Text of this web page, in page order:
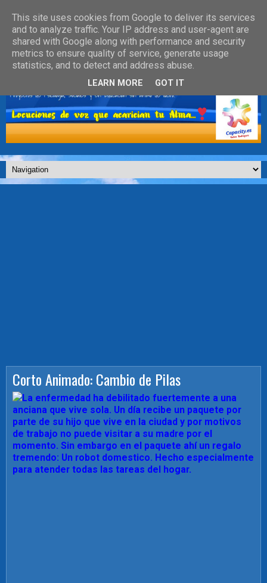
Corto Animado: Cambio de Pilas
La enfermedad ha debilitado fuertemente a una
anciana que vive sola. Un día recibe un paquete por
parte de su hijo que vive en la ciudad y por motivos
de trabajo no puede visitar a su madre por el
momento. Sin embargo en el paquete ahí un regalo
tremendo: Un robot domestico. Hecho especialmente
para atender todas las tareas del hogar.
This site uses cookies from Google to deliver its services
and to analyze traffic. Your IP address and user-agent are
shared with Google along with performance and security
metrics to ensure quality of service, generate usage
statistics, and to detect and address abuse.
LEARN MORE GOT IT